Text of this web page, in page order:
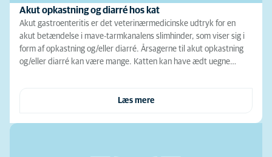
Akut opkastning og diarré hos kat
Akut gastroenteritis er det veterinærmedicinske udtryk for en
akut betændelse i mave-tarmkanalens slimhinder, som viser sig i
form af opkastning og/eller diarré. Årsagerne til akut opkastning
og/eller diarré kan være mange. Katten kan have ædt uegne…
Læs mere